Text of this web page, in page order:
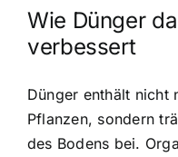
Wie Dünger
verbessert
Dünger enthält nicht
Pflanzen, sondern
des Bodens bei.